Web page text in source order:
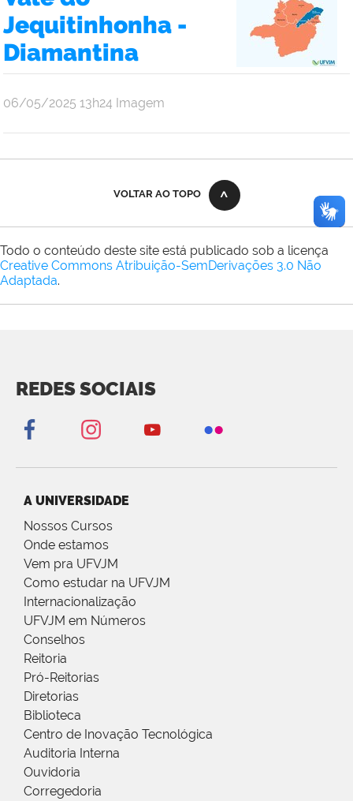
Jequitinhonha -
Diamantina
publicado
06/05/2025 13h24 Imagem
VOLTAR AO TOPO
Todo o conteúdo deste site está publicado sob a licença
Creative Commons Atribuição-SemDerivações 3.0 Não
Adaptada.
REDES SOCIAIS
A UNIVERSIDADE
Nossos Cursos
Onde estamos
Vem pra UFVJM
Como estudar na UFVJM
Internacionalização
UFVJM em Números
Conselhos
Reitoria
Pró-Reitorias
Diretorias
Biblioteca
Centro de Inovação Tecnológica
Auditoria Interna
Ouvidoria
Corregedoria